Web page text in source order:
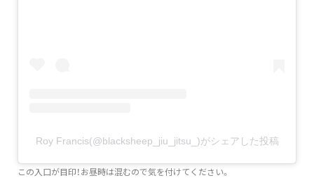
Roy Francis(@blacksheep_jiu_jitsu_)がシェアした投稿
この入口が目印！お昼時は混むので気を付けてください。